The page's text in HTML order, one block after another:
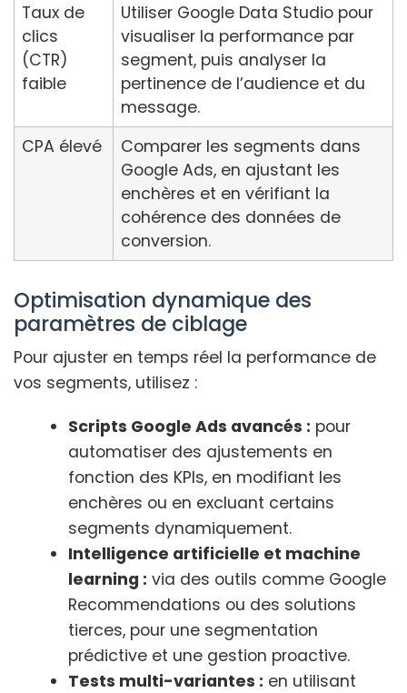
Taux de
clics
(CTR)
faible
Utiliser Google Data Studio pour
visualiser la performance par
segment, puis analyser la
pertinence de l’audience et du
message.
CPA élevé
Comparer les segments dans
Google Ads, en ajustant les
enchères et en vérifiant la
cohérence des données de
conversion.
Optimisation dynamique des
paramètres de ciblage
Pour ajuster en temps réel la performance de
vos segments, utilisez :
Scripts Google Ads avancés : pour
automatiser des ajustements en
fonction des KPIs, en modifiant les
enchères ou en excluant certains
segments dynamiquement.
Intelligence artificielle et machine
learning : via des outils comme Google
Recommendations ou des solutions
tierces, pour une segmentation
prédictive et une gestion proactive.
Tests multi-variantes : en utilisant